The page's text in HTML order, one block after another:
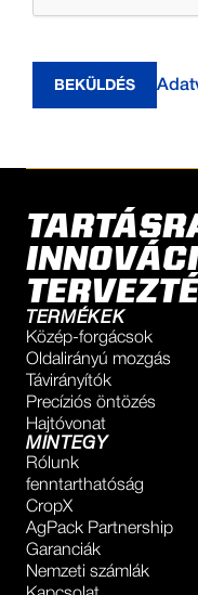
TERMÉKEK
Közép-forgácsok
Oldalirányú mozgás
Távirányítók
Precíziós öntözés
Hajtóvonat
MINTEGY
Rólunk
fenntarthatóság
CropX
AgPack Partnership
Garanciák
Nemzeti számlák